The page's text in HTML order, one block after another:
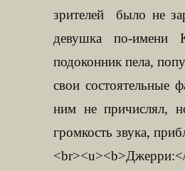
зрителей было не
девушка по-имени
подоконник пела,
свои состоятельные
ним не причислял,
громкость звука,